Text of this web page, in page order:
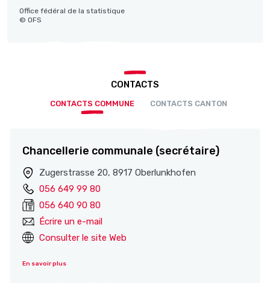
Office fédéral de la statistique
© OFS
CONTACTS
CONTACTS COMMUNE CONTACTS CANTON
Chancellerie communale (secrétaire)
Zugerstrasse 20, 8917 Oberlunkhofen
056 649 99 80
056 640 90 80
Écrire un e-mail
Consulter le site Web
En savoir plus